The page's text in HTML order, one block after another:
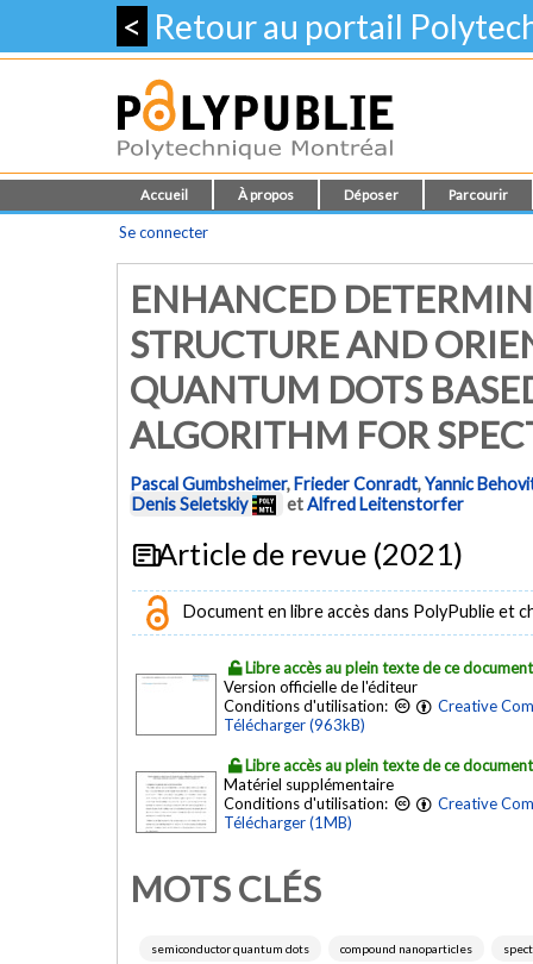
< Retour au portail
Accueil À propos Déposer Parcourir
Se connecter
ENHANCED
STRUCTURE AND
QUANTUM DOTS
ALGORITHM FOR
Pascal Gumbsheimer,Frieder Conradt,Yannic
Denis Seletskiy
etAlfred Leitenstorfer
Article de revue (2021)
Document en libre accès dans PolyPublie et
Libre accès au plein texte de ce document
Version officielle de l'éditeur
Conditions d'utilisation:
Creative
Télécharger (963kB)
Libre accès au plein texte de ce document
Matériel supplémentaire
Conditions d'utilisation:
Creative
Télécharger (1MB)
MOTS CLÉS
semiconductor quantum dots compound nanoparticles